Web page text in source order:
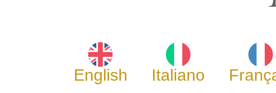
English Italiano